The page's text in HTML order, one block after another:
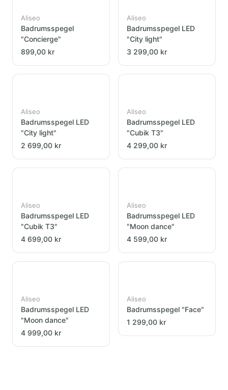
Aliseo
Badrumsspegel
"Concierge"
899,00 kr
Aliseo
Badrumsspegel LED
"City light"
3 299,00 kr
Aliseo
Badrumsspegel LED
"City light"
2 699,00 kr
Aliseo
Badrumsspegel LED
"Cubik T3"
4 299,00 kr
Aliseo
Badrumsspegel LED
"Cubik T3"
4 699,00 kr
Aliseo
Badrumsspegel LED
"Moon dance"
4 599,00 kr
Aliseo
Badrumsspegel LED
"Moon dance"
4 999,00 kr
Aliseo
Badrumsspegel "Face"
1 299,00 kr